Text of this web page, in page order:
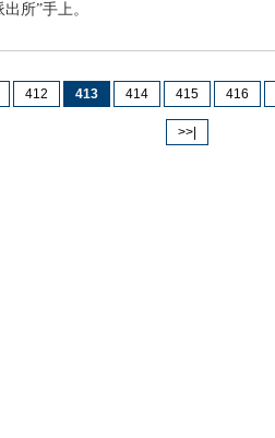
所”手上。
412 413 414 415 416
>>|